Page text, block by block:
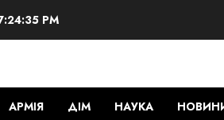
PM
АРМІЯ ДІМ НАУКА